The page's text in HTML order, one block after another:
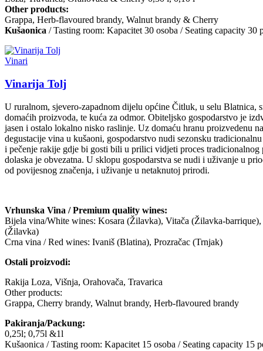
Other products:
Grappa, Herb-flavoured brandy, Walnut brandy & Cherry
Kušaonica / Tasting room: Kapacitet 30 osoba / Seating capacity 30
Vinari
Vinarija Tolj
U ruralnom, sjevero-zapadnom dijelu općine Čitluk, u selu Blatnica,
domaćih proizvoda, te kuća za odmor. Obiteljsko gospodarstvo je
jasen i ostalo lokalno nisko raslinje. Uz domaću hranu proizvedenu
degustacije vina u kušaoni, gospodarstvo nudi sezonsku
i pečenje rakije gdje bi gosti bili u prilici vidjeti proces
dolaska je obvezatna. U sklopu gospodarstva se nudi i uživanje u
od povijesnog značenja, i uživanje u netaknutoj prirodi.
Vrhunska Vina / Premium quality wines:
Bijela vina/White wines: Kosara (Žilavka), Vitača (Žilavka-
(Žilavka)
Crna vina / Red wines: Ivaniš (Blatina), Prozračac (Trnjak)
Ostali proizvodi:
Rakija Loza, Višnja, Orahovača, Travarica
Other products:
Grappa, Cherry brandy, Walnut brandy, Herb-flavoured brandy
Pakiranja/Packung:
0,25l; 0,75l &1l
Kušaonica / Tasting room: Kapacitet 15 osoba / Seating capacity 15